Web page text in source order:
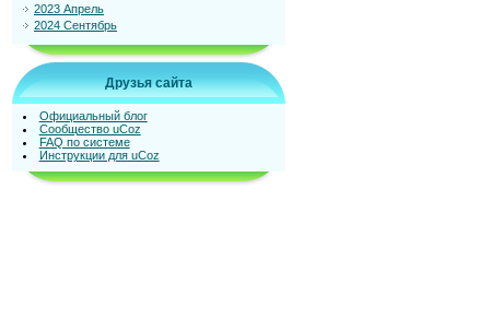
2023 Апрель
2024 Сентябрь
Друзья сайта
Официальный блог
Сообщество uCoz
FAQ по системе
Инструкции для uCoz